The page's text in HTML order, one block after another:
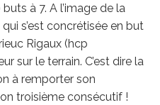
à 7. A l’image de la
qui s’est concrétisée en but
Rigaux (hcp
sur le terrain. C’est dire la
à remporter son
troisième consécutif !